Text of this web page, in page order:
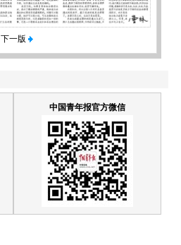
下一版
中国青年报官方微信